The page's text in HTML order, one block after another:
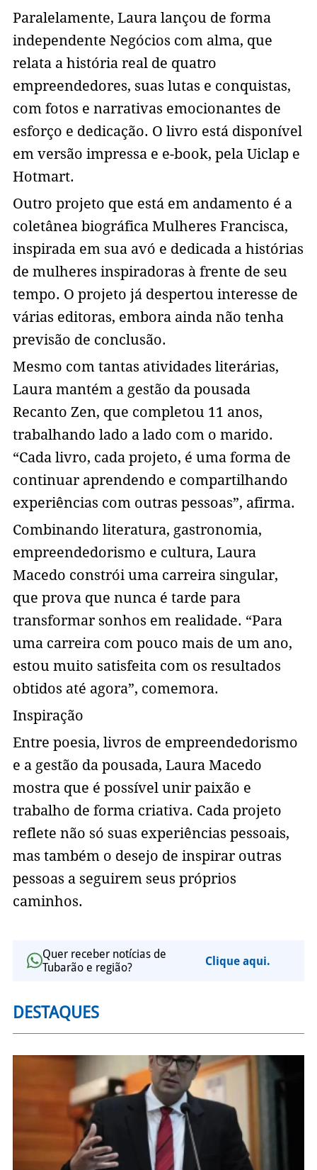
Paralelamente, Laura lançou de forma
independente Negócios com alma, que
relata a história real de quatro
empreendedores, suas lutas e conquistas,
com fotos e narrativas emocionantes de
esforço e dedicação. O livro está disponível
em versão impressa e e-book, pela Uiclap e
Hotmart.
Outro projeto que está em andamento é a
coletânea biográfica Mulheres Francisca,
inspirada em sua avó e dedicada a histórias
de mulheres inspiradoras à frente de seu
tempo. O projeto já despertou interesse de
várias editoras, embora ainda não tenha
previsão de conclusão.
Mesmo com tantas atividades literárias,
Laura mantém a gestão da pousada
Recanto Zen, que completou 11 anos,
trabalhando lado a lado com o marido.
“Cada livro, cada projeto, é uma forma de
continuar aprendendo e compartilhando
experiências com outras pessoas”, afirma.
Combinando literatura, gastronomia,
empreendedorismo e cultura, Laura
Macedo constrói uma carreira singular,
que prova que nunca é tarde para
transformar sonhos em realidade. “Para
uma carreira com pouco mais de um ano,
estou muito satisfeita com os resultados
obtidos até agora”, comemora.
Inspiração
Entre poesia, livros de empreendedorismo
e a gestão da pousada, Laura Macedo
mostra que é possível unir paixão e
trabalho de forma criativa. Cada projeto
reflete não só suas experiências pessoais,
mas também o desejo de inspirar outras
pessoas a seguirem seus próprios
caminhos.
Quer receber notícias de
Tubarão e região?
Clique aqui.
DESTAQUES